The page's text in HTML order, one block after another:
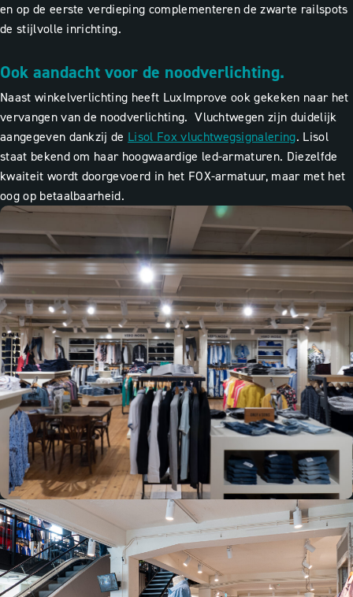
en op de eerste verdieping complementeren de zwarte railspots
de stijlvolle inrichting.
Ook aandacht voor de noodverlichting.
Naast winkelverlichting heeft LuxImprove ook gekeken naar het
vervangen van de noodverlichting. Vluchtwegen zijn duidelijk
aangegeven dankzij de Lisol Fox vluchtwegsignalering. Lisol
staat bekend om haar hoogwaardige led-armaturen. Diezelfde
kwaiteit wordt doorgevoerd in het FOX-armatuur, maar met het
oog op betaalbaarheid.